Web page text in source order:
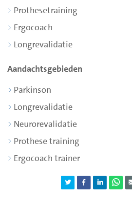
Prothesetraining
Ergocoach
Longrevalidatie
Aandachtsgebieden
Parkinson
Longrevalidatie
Neurorevalidatie
Prothese training
Ergocoach trainer